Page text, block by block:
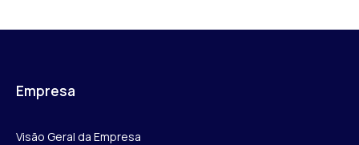
Empresa
Visão Geral da Empresa